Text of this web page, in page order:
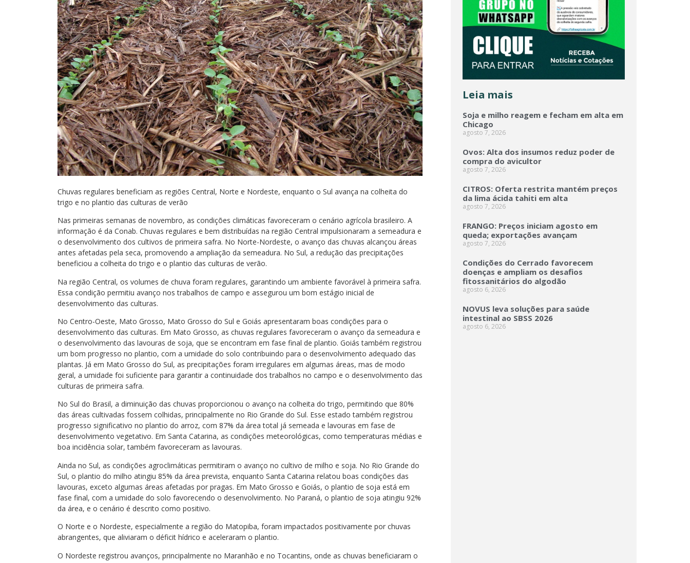
Chuvas regulares beneficiam as regiões Central, Norte e Nordeste, enquanto o Sul avança na colheita do
trigo e no plantio das culturas de verão
Nas primeiras semanas de novembro, as condições climáticas favoreceram o cenário agrícola brasileiro. A
informação é da Conab. Chuvas regulares e bem distribuídas na região Central impulsionaram a semeadura e
o desenvolvimento dos cultivos de primeira safra. No Norte-Nordeste, o avanço das chuvas alcançou áreas
antes afetadas pela seca, promovendo a ampliação da semeadura. No Sul, a redução das precipitações
beneficiou a colheita do trigo e o plantio das culturas de verão.
Na região Central, os volumes de chuva foram regulares, garantindo um ambiente favorável à primeira safra.
Essa condição permitiu avanço nos trabalhos de campo e assegurou um bom estágio inicial de
desenvolvimento das culturas.
No Centro-Oeste, Mato Grosso, Mato Grosso do Sul e Goiás apresentaram boas condições para o
desenvolvimento das culturas. Em Mato Grosso, as chuvas regulares favoreceram o avanço da semeadura e
o desenvolvimento das lavouras de soja, que se encontram em fase final de plantio. Goiás também registrou
um bom progresso no plantio, com a umidade do solo contribuindo para o desenvolvimento adequado das
plantas. Já em Mato Grosso do Sul, as precipitações foram irregulares em algumas áreas, mas de modo
geral, a umidade foi suficiente para garantir a continuidade dos trabalhos no campo e o desenvolvimento das
culturas de primeira safra.
No Sul do Brasil, a diminuição das chuvas proporcionou o avanço na colheita do trigo, permitindo que 80%
das áreas cultivadas fossem colhidas, principalmente no Rio Grande do Sul. Esse estado também registrou
progresso significativo no plantio do arroz, com 87% da área total já semeada e lavouras em fase de
desenvolvimento vegetativo. Em Santa Catarina, as condições meteorológicas, como temperaturas médias e
boa incidência solar, também favoreceram as lavouras.
Ainda no Sul, as condições agroclimáticas permitiram o avanço no cultivo de milho e soja. No Rio Grande do
Sul, o plantio do milho atingiu 85% da área prevista, enquanto Santa Catarina relatou boas condições das
lavouras, exceto algumas áreas afetadas por pragas. Em Mato Grosso e Goiás, o plantio de soja está em
fase final, com a umidade do solo favorecendo o desenvolvimento. No Paraná, o plantio de soja atingiu 92%
da área, e o cenário é descrito como positivo.
O Norte e o Nordeste, especialmente a região do Matopiba, foram impactados positivamente por chuvas
abrangentes, que aliviaram o déficit hídrico e aceleraram o plantio.
O Nordeste registrou avanços, principalmente no Maranhão e no Tocantins, onde as chuvas beneficiaram o
Leia mais
Soja e milho reagem e fecham em alta em
Chicago
agosto 7, 2026
Ovos: Alta dos insumos reduz poder de
compra do avicultor
agosto 7, 2026
CITROS: Oferta restrita mantém preços
da lima ácida tahiti em alta
agosto 7, 2026
FRANGO: Preços iniciam agosto em
queda; exportações avançam
agosto 7, 2026
Condições do Cerrado favorecem
doenças e ampliam os desafios
fitossanitários do algodão
agosto 6, 2026
NOVUS leva soluções para saúde
intestinal ao SBSS 2026
agosto 6, 2026